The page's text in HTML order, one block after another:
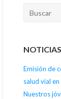
NOTICIAS
Emisión de
salud vial
Nuestros